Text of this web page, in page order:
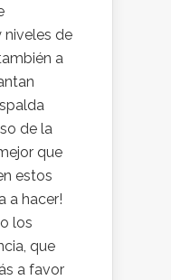
niveles de
a
de la
que
estos
a hacer!
los
que
a favor